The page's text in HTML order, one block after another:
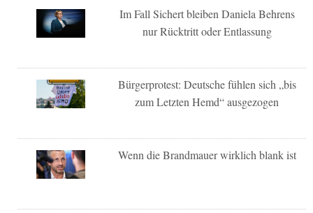
Im Fall Sichert bleiben Daniela Behrens
nur Rücktritt oder Entlassung
Bürgerprotest: Deutsche fühlen sich „bis
zum Letzten Hemd“ ausgezogen
Wenn die Brandmauer wirklich blank ist